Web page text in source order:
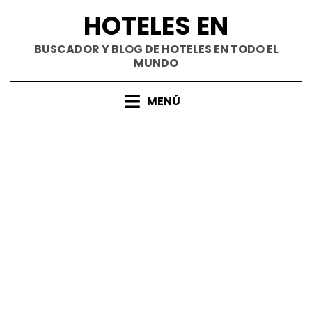
contenido
HOTELES EN
BUSCADOR Y BLOG DE HOTELES EN TODO EL
MUNDO
MENÚ